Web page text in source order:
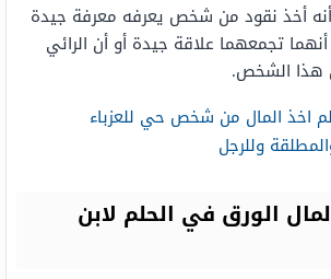
أنه أخذ نقود من شخص يعرفه معرفة جيدة
تجمعهما علاقة جيدة أو أن الرائي
هذا الشخص.
اخذ المال من شخص حي للعزباء
وللرجل
الورق في الحلم لابن